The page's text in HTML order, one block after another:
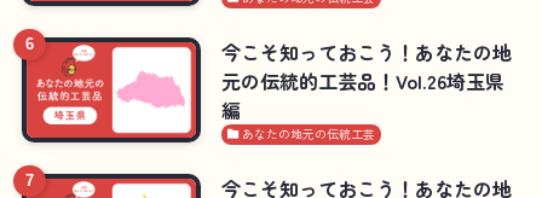
今こそ知っておこう！あなたの地
元の伝統的工芸品！Vol.26埼玉県
編
あなたの地元の伝統工芸
今こそ知っておこう！あなたの地